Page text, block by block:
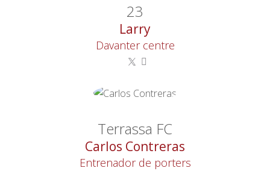
23
Larry
Davanter centre
Terrassa FC
Carlos Contreras
Entrenador de porters